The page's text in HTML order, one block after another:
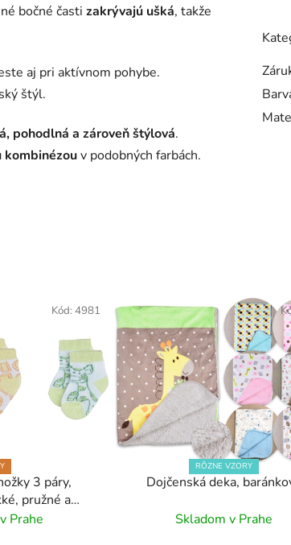
bočné časti zakrývajú ušká, takže
aj pri aktívnom pohybe.
štýl.
pohodlná a zároveň štýlová.
kombinézouv podobných farbách.
3 páry,
pružné a
mesiacov)
Prahe
Kód: 4981
RÔZNE VZORY
Dojčenská deka,
Skladom v Prahe